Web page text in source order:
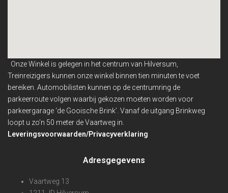
Onze Winkel is gelegen in het centrum van Hilversum,
Treinreizigers kunnen onze winkel binnentien minuten te voet
bereiken. Automobilisten kunnen op de centrumring de
parkeerroute volgen waarbij gekozen moeten worden voor
parkeergarage ‘de Gooische Brink’. Vanaf de uitgang Brinkweg
loopt u zo’n 50 meter de Vaartweg in.
Leveringsvoorwaarden/Privacyverklaring
Adresgegevens
Vaartweg 13